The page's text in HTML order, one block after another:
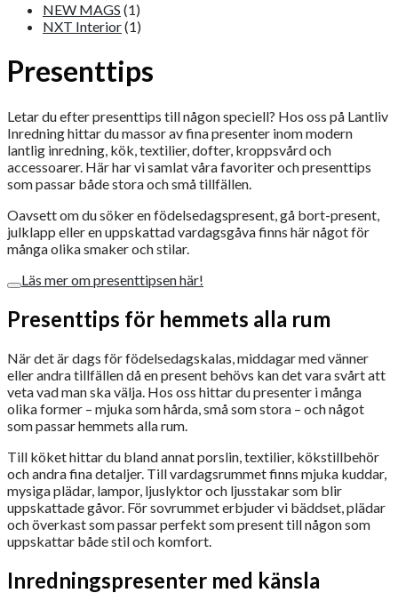
NEW MAGS (1)
NXT Interior(1)
Presenttips
Letar du efter presenttips till någon speciell? Hos oss på Lantliv
Inredning hittar du massor av fina presenter inom modern
lantlig inredning, kök, textilier, dofter, kroppsvård och
accessoarer. Här har vi samlat våra favoriter och presenttips
som passar både stora och små tillfällen.
Oavsett om du söker en födelsedagspresent, gå bort-present,
julklapp eller en uppskattad vardagsgåva finns här något för
många olika smaker och stilar.
Läs mer om presenttipsen här!
Presenttips för hemmets alla rum
När det är dags för födelsedagskalas, middagar med vänner
eller andra tillfällen då en present behövs kan det vara svårt att
veta vad man ska välja. Hos oss hittar du presenter i många
olika former – mjuka som hårda, små som stora – och något
som passar hemmets alla rum.
Till köket hittar du bland annat porslin, textilier, kökstillbehör
och andra fina detaljer. Till vardagsrummet finns mjuka kuddar,
mysiga plädar, lampor, ljuslyktor och ljusstakar som blir
uppskattade gåvor. För sovrummet erbjuder vi bäddset, plädar
och överkast som passar perfekt som present till någon som
uppskattar både stil och komfort.
Inredningspresenter med känsla